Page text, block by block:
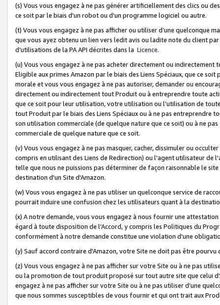
(s) Vous vous engagez à ne pas générer artificiellement des clics ou
ce soit par le biais d'un robot ou d'un programme logiciel ou autre.
(t) Vous vous engagez à ne pas afficher ou utiliser d’une quelconque
que vous ayez obtenu un lien vers ledit avis ou ladite note du client
d’utilisations de la PA API décrites dans la Licence.
(u) Vous vous engagez à ne pas acheter directement ou
Eligible aux primes Amazon par le biais des Liens Spéciaux, que ce
morale et vous vous engagez à ne pas autoriser, demander ou
directement ou indirectement tout Produit ou à entreprendre toute
que ce soit pour leur utilisation, votre utilisation ou l'utilisation de
tout Produit par le biais des Liens Spéciaux ou à ne pas entreprendre
son utilisation commerciale (de quelque nature que ce soit) ou à ne
commerciale de quelque nature que ce soit.
(v) Vous vous engagez à ne pas masquer, cacher, dissimuler ou
compris en utilisant des Liens de Redirection) ou l'agent utilisateur
telle que nous ne puissions pas déterminer de façon raisonnable le
destination d'un Site d'Amazon.
(w) Vous vous engagez à ne pas utiliser un quelconque service de
pourrait induire une confusion chez les utilisateurs quant à la
(x) A notre demande, vous vous engagez à nous fournir une
égard à toute disposition de l'Accord, y compris les Politiques du
conformément à notre demande constitue une violation d'une
(y) Sauf accord contraire d'Amazon, votre Site ne doit pas être
(z) Vous vous engagez à ne pas afficher sur votre Site ou à ne pas
ou la promotion de tout produit proposé sur tout autre site que celui
engagez à ne pas afficher sur votre Site ou à ne pas utiliser d’une
que nous sommes susceptibles de vous fournir et qui ont trait aux